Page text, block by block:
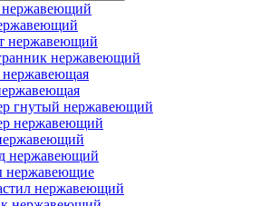
нержавеющий
нержавеющий
нержавеющий
нержавеющая
гнутый нержавеющий
нержавеющий
нержавеющий
нержавеющие
нержавеющий